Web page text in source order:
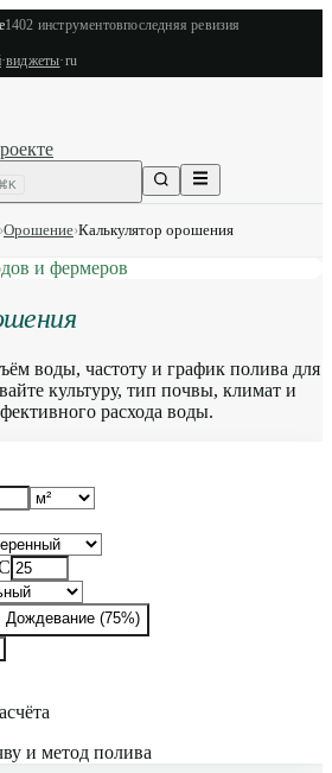
1402 инструментовпоследняя ревизия
·виджеты·ru
›Орошение›Калькулятор орошения
и фермеров
воды, частоту и график полива для
культуру, тип почвы, климат и
расхода воды.
Дождевание (75%)
и метод полива